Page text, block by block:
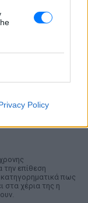
Policy
σηκωνόταν
– Τι
ο δικηγόρος
την επίθεση
κατηγορηματικά πως
στα χέρια της η